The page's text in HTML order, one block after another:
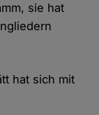
sie hat
hat sich mit